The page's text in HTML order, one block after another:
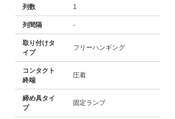
列数 1
列間隔 -
取り付けタ
イプ
フリーハンギング
コンタクト
終端
圧着
締め具タイ
プ
固定ランプ